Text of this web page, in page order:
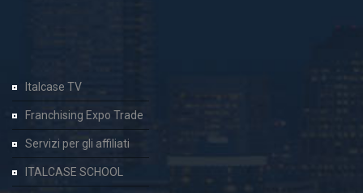
Italcase TV
Franchising Expo Trade
Servizi per gli affiliati
ITALCASE SCHOOL